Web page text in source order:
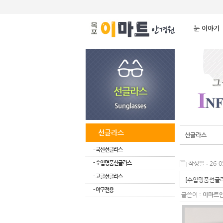
눈 이야기
선글라스
- 국산선글라스
- 수입명품선글라스
- 고글선글라스
- 야구전용
선글라스
작성일 : 26-
[수입명품선글
글쓴이 : 이마트